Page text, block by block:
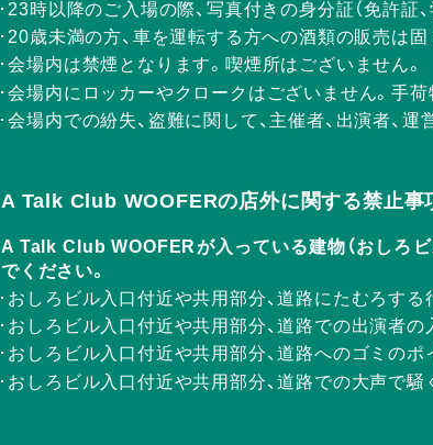
23時以降のご入場の際、写真付きの身分証（免許証
20歳未満の方、車を運転する方への酒類の販売は固
会場内は禁煙となります。喫煙所はございません。
会場内にロッカーやクロークはございません。手
会場内での紛失、盗難に関して、主催者、出演者、
A Talk Club WOOFERの店外に関する禁止事
A Talk Club WOOFERが入っている建物（おしろ
でください。
おしろビル入口付近や共用部分、道路にたむろする
おしろビル入口付近や共用部分、道路での出演者の
おしろビル入口付近や共用部分、道路へのゴミのポ
おしろビル入口付近や共用部分、道路での大声で騒